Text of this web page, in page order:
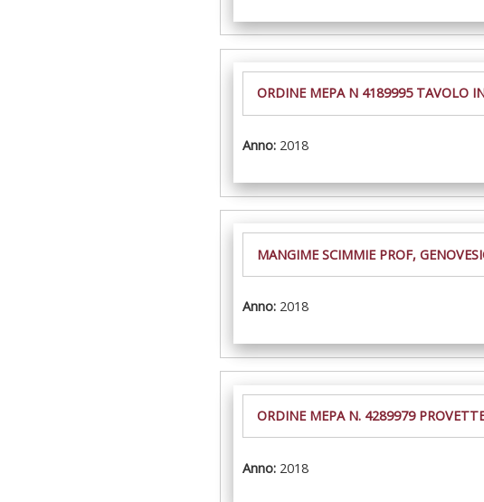
ORDINE MEPA N 4189995 TAVOLO
Anno: 2018
MANGIME SCIMMIE PROF,
Anno: 2018
ORDINE MEPA N. 4289979
Anno: 2018